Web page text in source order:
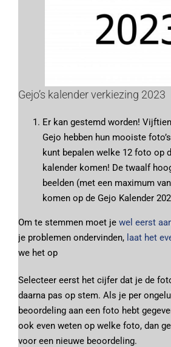
Gejo’s kalender verkiezing 2023
Er kan gestemd worden!
Gejo hebben hun mooiste
kunt bepalen welke 12 foto op
kalender komen! De twaalf
beelden (met een maximum
komen op de Gejo Kalender
Om te stemmen moet je wel eerst
je problemen ondervinden, laat het
we het op
Selecteer eerst het cijfer dat je de
daarna pas op stem. Als je per
beoordeling aan een foto hebt
ook even weten op welke foto, dan
voor een nieuwe beoordeling.